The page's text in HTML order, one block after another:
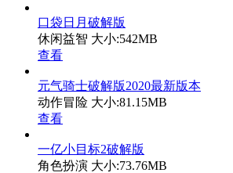
口袋日月破解版
休闲益智 大小:542MB
查看
元气骑士破解版2020最新版本
动作冒险 大小:81.15MB
查看
一亿小目标2破解版
角色扮演 大小:73.76MB